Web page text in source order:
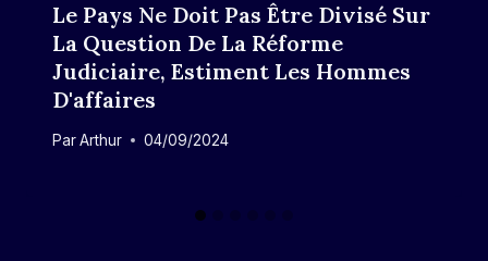
Le Pays Ne Doit Pas Être Divisé Sur
La Question De La Réforme
Judiciaire, Estiment Les Hommes
D'affaires
ParArthur 04/09/2024